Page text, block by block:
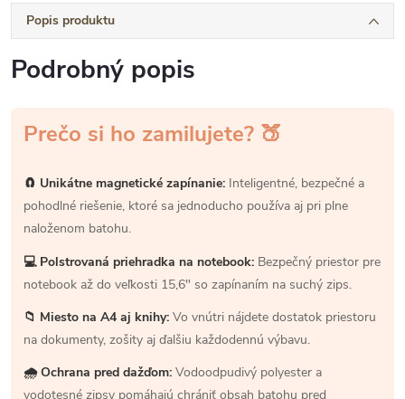
Popis produktu
Podrobný popis
Prečo si ho zamilujete? 🍑
🧲 Unikátne magnetické zapínanie: Inteligentné, bezpečné a
pohodlné riešenie, ktoré sa jednoducho používa aj pri plne
naloženom batohu.
💻 Polstrovaná priehradka na notebook: Bezpečný priestor pre
notebook až do veľkosti 15,6" so zapínaním na suchý zips.
📁 Miesto na A4 aj knihy: Vo vnútri nájdete dostatok priestoru
na dokumenty, zošity aj ďalšiu každodennú výbavu.
🌧 Ochrana pred dažďom: Vodoodpudivý polyester a
vodotesné zipsy pomáhajú chrániť obsah batohu pred